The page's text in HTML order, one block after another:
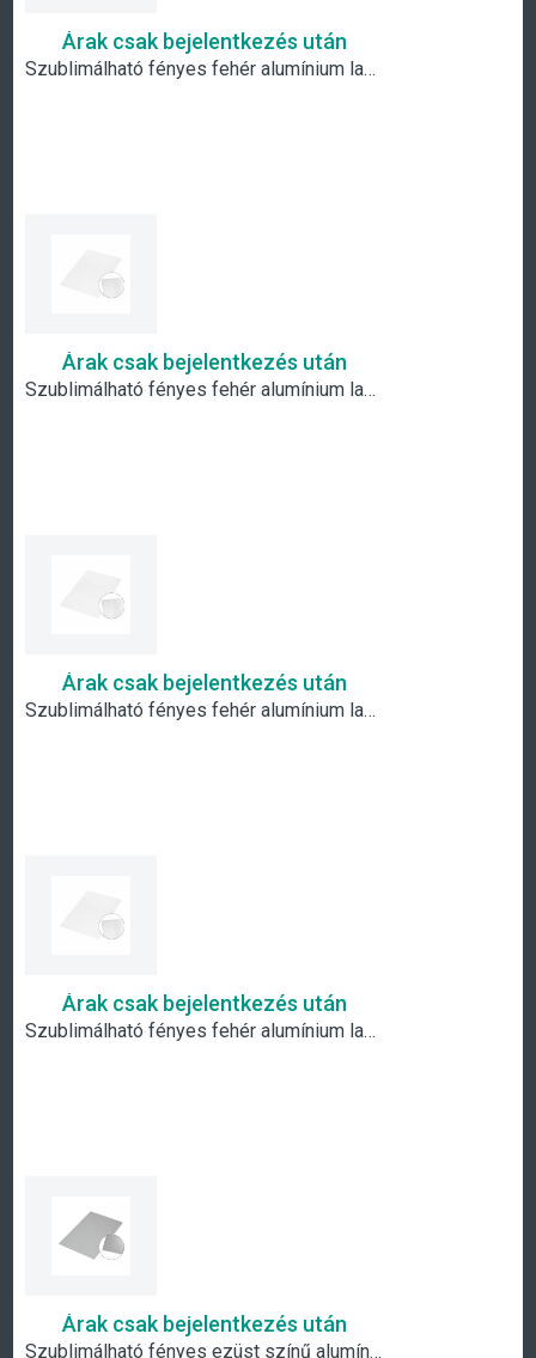
Árak csak bejelentkezés után
Szublimálható fényes fehér alumínium lap - A6
Árak csak bejelentkezés után
Szublimálható fényes fehér alumínium lap - A5
Árak csak bejelentkezés után
Szublimálható fényes fehér alumínium lap - A4
Árak csak bejelentkezés után
Szublimálható fényes fehér alumínium lap - A2
Árak csak bejelentkezés után
Szublimálható fényes ezüst színű alumínium lap - A2